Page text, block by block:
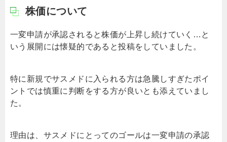
株価について
一変申請が承認されると株価が上昇し続けていく…と
いう展開には懐疑的であると投稿をしていました。
特に新規でサスメドに入られる方は急騰しすぎたポイ
ントでは慎重に判断をする方が良いとも添えていまし
た。
理由は、サスメドにとってのゴールは一変申請の承認